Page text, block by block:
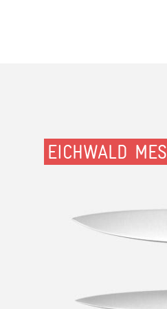
EICHWALD